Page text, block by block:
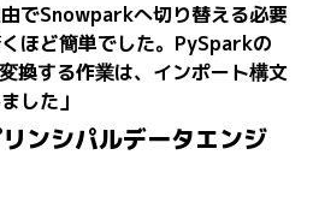
由でSnowparkへ切り替える必要
ほど簡単でした。PySparkの
換する作業は、インポート構文
した」
ンシパルデータエンジ